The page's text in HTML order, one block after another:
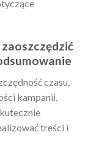
czasu,
kampanii.
treści i